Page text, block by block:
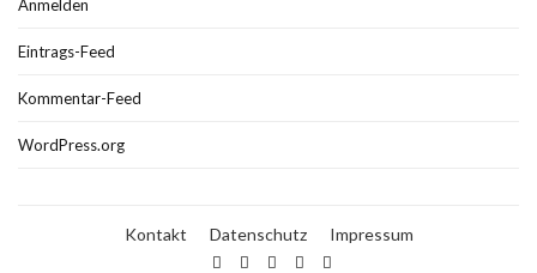
Anmelden
Eintrags-Feed
Kommentar-Feed
WordPress.org
Kontakt Datenschutz Impressum